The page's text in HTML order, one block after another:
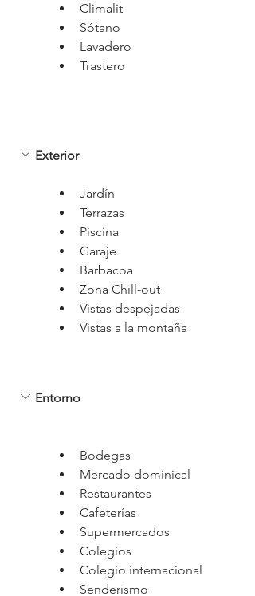
Climalit
Sótano
Lavadero
Trastero
Exterior
Jardín
Terrazas
Piscina
Garaje
Barbacoa
Zona Chill-out
Vistas despejadas
Vistas a la montaña
Entorno
Bodegas
Mercado dominical
Restaurantes
Cafeterías
Supermercados
Colegios
Colegio internacional
Senderismo